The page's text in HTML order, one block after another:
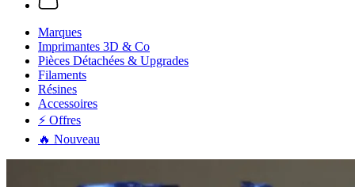
Marques
Imprimantes 3D & Co
Pièces Détachées & Upgrades
Filaments
Résines
Accessoires
⚡ Offres
🔥 Nouveau